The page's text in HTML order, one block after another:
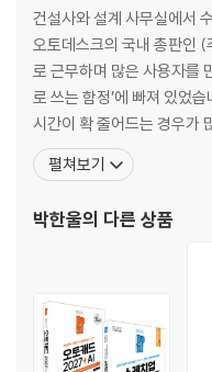
02-2 이미 도면을 그렸다면 [
02-3 진정한 고수는 도면층
02-4 반드시 알아야 할 좌표
[연습만이 살길!] 간단한 도형
03-1 ‘문’만 그려도 기본 명령
[연습만이 살길!] 치수만 보고
03-2 ‘벽’을 그려 공간 만들기
03-3 벽에 문과 창문을 넣어 ‘
[연습만이 살길!] 원룸에 내 마
건설사와 설계 사무실에서
오토데스크의 국내 총판인
로 근무하며 많은 사용자를
로 쓰는 함정’에 빠져 있었
시간이 확 줄어드는 경우가
있도록, 오토캐드가 익숙한
결해 드리려고 이 책을 만들
보세요. [저서] 《Do it!
펼쳐보기
박한울의 다른 상품